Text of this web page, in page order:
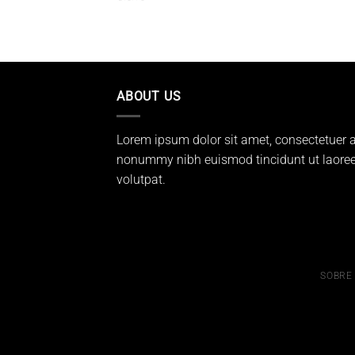
ABOUT US
Lorem ipsum dolor sit amet, consectetuer
nonummy nibh euismod tincidunt ut
volutpat.
SOBRE